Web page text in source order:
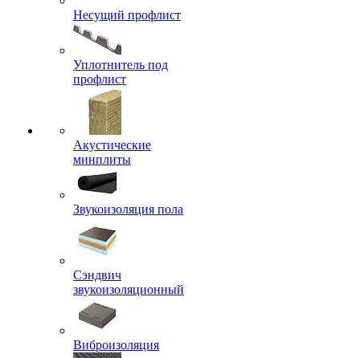
Несущий профлист
Уплотнитель под
профлист
Акустические
минплиты
Звукоизоляция пола
Сэндвич
звукоизоляционный
Виброизоляция